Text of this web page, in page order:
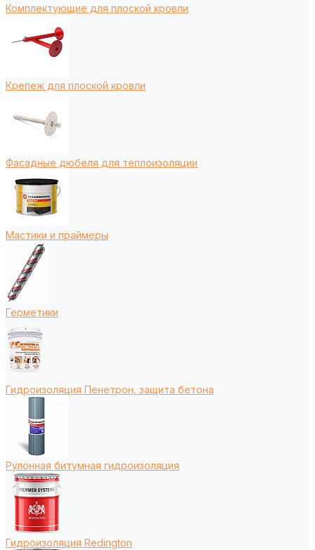
Комплектующие для плоской кровли
Крепеж для плоской кровли
Фасадные дюбеля для теплоизоляции
Мастики и праймеры
Герметики
Гидроизоляция Пенетрон, защита бетона
Рулонная битумная гидроизоляция
Гидроизоляция Redington